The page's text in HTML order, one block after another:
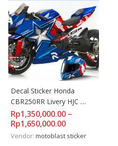
Decal Sticker Honda
CBR250RR Livery HJC
Captain America Full Body
Rp1,350,000.00 –
Rp1,650,000.00
Vendor: motoblast sticker